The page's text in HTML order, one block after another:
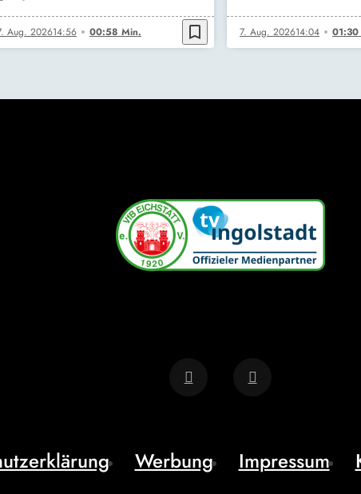
Aug. 202614:56 00:58 Min. bookmark_border 7. Aug. 202614:04 01:30
Werbung Impressum